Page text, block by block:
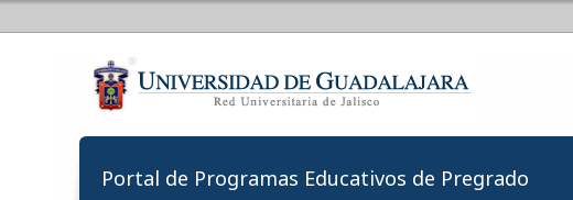
Portal de Programas Educativos de Pregrado